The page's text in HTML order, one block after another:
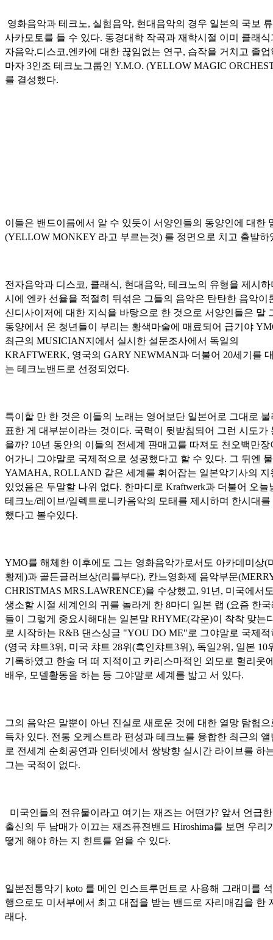
영화음악과 테크노, 실험음악, 현대음악의 경우 일본의 국보
사카모토를 들 수 있다. 동경대학 작곡과 재학시절 이미 클래식
자음악,디스코,엔카에 대한 끊임없는 연구, 습작을 거치고 졸업
마자 3인조 테크노그룹인 Y.M.O. (YELLOW MAGIC
를 결성했다.
이들은 밴드이름에서 알 수 있듯이 서양인들의 동양인에 대한
(YELLOW MONKEY 라고 부르는것) 를 정면으로 치고 출발하
전자음악과 디스코, 클래식, 현대음악, 테크노의 유형을 제시하
시에 엔카 선율을 적절히 뒤섞은 그들의 음악은 탄탄한 음악이
신디사이저에 대한 지식을 바탕으로 한 것으로 서양인들은 말
동양에서 온 청년들이 부리는 황색마술에 매료되어 급기야
최근의 MUSICIAN지에서 실시한 설문조사에서 독일의
KRAFTWERK, 영국의 GARY NEWMAN과 더불어 20세기를
는 테크노밴드로 선정되었다.
특이할 만 한 것은 이들의 노래는 영어보단 일본어로 그대로 불
표한 게 대부분이라는 것이다. 국력이 뒷받침되어 그런 시도가
을까? 10년 동안의 이들의 전세계 판매고를 따져도 천오백만장
어가니 그야말로 국제적으로 성공했다고 할 수 있다. 그 뒤엔
YAMAHA, ROLLAND 같은 세계를 휘어잡는 일본악기사의 지
있었음은 두말할 나위 없다. 한마디로 Kraftwerk과 더불어 오늘
테크노/레이브/일렉트로니카음악의 모태를 제시하며 한시대를
했다고 볼수있다.
YMO를 해체한 이후에도 그는 영화음악가로서도 아카데미상(
황제)과 골든글러브상(리틀부다), 칸느영화제 음악부문
CHRISTMAS MRS.LAWRENCE)을 수상했고, 91년, 미국에서
생소할 시절 세계인의 귀를 놀라게 한 8마디 일본 랩 (요즘 한
들이 그렇게 중요시해대는 일본말 RHYME(각운)이 착착 맞는
로 시작하는 R&B 댄스싱글 "YOU DO ME"로 그야말로 국제적
(영국 챠트3위, 미국 챠트 28위(흑인챠트3위), 독일2위, 일본 10
기록하였고 한술 더 떠 지적이고 카리스마적인 외모로 헐리웃
배우, 모델활동을 하는 등 그야말로 세계를 밟고 서 있다.
그의 음악은 말뿐이 아닌 진실로 새로운 것에 대한 열망 탐험으
득차 있다. 전통 오케스트라 편성과 테크노를 융합한 최근의 앨
로 전세계 순회공연과 인터넷에서 쌍방향 실시간 라이브를 하
그는 국적이 없다.
미국인들의 전유물이라고 여기는 재즈는 어떤가? 앞서 언급
출신의 두 남매가 이끄는 재즈퓨젼밴드 Hiroshima를 보면 우리
떻게 해야 하는 지 힌트를 얻을 수 있다.
일본전통악기 koto 를 메인 인스트루먼트로 사용해 그래미를
행으로도 미서부에서 최고 대접을 받는 밴드로 자리매김을 한
래다.